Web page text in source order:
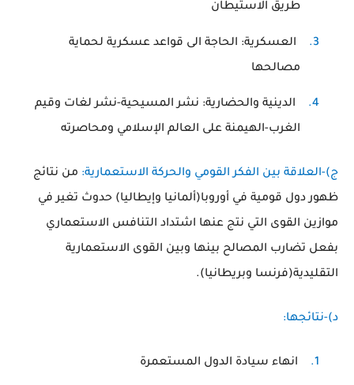
طريق الاستيطان
3.
العسكرية: الحاجة الى قواعد عسكرية لحماية
مصالحها
4.
الدينية والحضارية: نشر المسيحية-نشر لغات وقيم
الغرب-الهيمنة على العالم الإسلامي ومحاصرته
ج)-العلاقة بين الفكر القومي والحركة الاستعمارية: من نتائج
ظهور دول قومية في أوروبا(ألمانيا وإيطاليا) حدوث تغير في
موازين القوى التي نتج عنها اشتداد التنافس الاستعماري
بفعل تضارب المصالح بينها وبين القوى الاستعمارية
التقليدية(فرنسا وبريطانيا).
د)-نتائجها:
1. انهاء سيادة الدول المستعمرة